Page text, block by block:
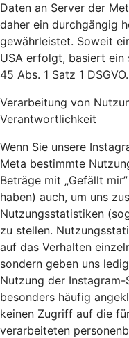
Daten an Server der
daher ein durchgängig
gewährleistet. Soweit
USA erfolgt, basiert
45 Abs. 1 Satz 1 DSGVO.
Verarbeitung von
Verantwortlichkeit
Wenn Sie unsere
Meta bestimmte
Beträge mit „Gefällt
haben) auch, um uns
Nutzungsstatistiken
zu stellen.
auf das Verhalten
sondern geben uns
Nutzung der
besonders häufig
keinen Zugriff auf die
verarbeiteten